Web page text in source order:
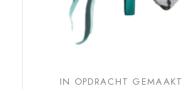
IN OPDRACHT GEMAAKT